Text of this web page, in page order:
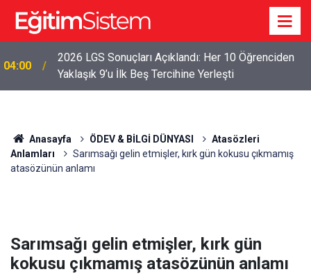
04:00
2026 LGS Sonuçları Açıklandı: Her 10 Öğrenciden
Yaklaşık 9’u İlk Beş Tercihine Yerleşti
Anasayfa ÖDEV & BİLGİ DÜNYASI
Atasözleri
Anlamları
Sarımsağı gelin etmişler, kırk gün kokusu çıkmamış
atasözünün anlamı
Sarımsağı gelin etmişler, kırk gün
kokusu çıkmamış atasözünün anlamı